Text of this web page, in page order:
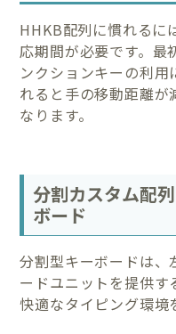
HHKB配列に慣れるに
応期間が必要です。最
ンクションキーの利
れると手の移動距離
なります。
分割カスタム配
ボード
分割型キーボードは、
ードユニットを提供す
快適なタイピング環境